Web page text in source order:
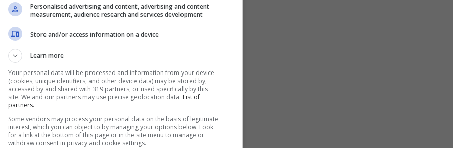
sputo di Rabiot a Rrahmani durante Napoli-
tempo. Intanto, il collega scrive su
intollerabile e il procuratore federale
un gesto che il codice di giustizia sportiva
Personalised advertising and content, advertising and content
measurement, audience research and services development
Store and/or access information on a device
Learn more
Your personal data will be processed and information from your device
(cookies, unique identifiers, and other device data) may be stored by,
accessed by and shared with 319 partners, or used specifically by this
site. We and our partners may use precise geolocation data. List of
partners.
Some vendors may process your personal data on the basis of legitimate
interest, which you can object to by managing your options below. Look
for a link at the bottom of this page or in the site menu to manage or
withdraw consent in privacy and cookie settings.